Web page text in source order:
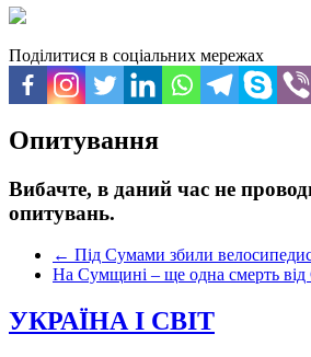
Поділитися в соціальних мережах
Опитування
Вибачте, в даний час не
опитувань.
← Під Сумами збили
На Сумщині – ще одна смерть від
УКРАЇНА І СВІТ